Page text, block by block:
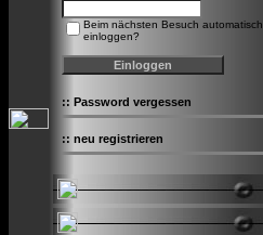
Beim nächsten Besuch automatisch
einloggen?
:: Password vergessen
:: neu registrieren